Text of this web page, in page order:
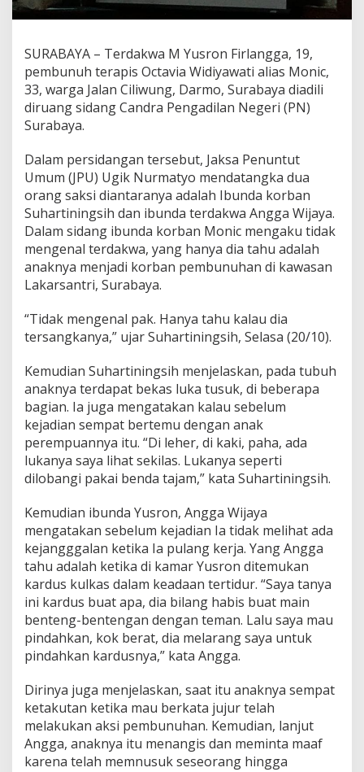
m
k
i
n
B
e
t
k
a
n
P
e
m
b
u
n
h
T
e
a
p
i
s
SURABAYA – Terdakwa M Yusron Firlangga, 19,
pembunuh terapis Octavia Widiyawati alias Monic,
33, warga Jalan Ciliwung, Darmo, Surabaya diadili
diruang sidang Candra Pengadilan Negeri (PN)
Surabaya.
Dalam persidangan tersebut, Jaksa Penuntut
Umum (JPU) Ugik Nurmatyo mendatangka dua
orang saksi diantaranya adalah Ibunda korban
Suhartiningsih dan ibunda terdakwa Angga Wijaya.
Dalam sidang ibunda korban Monic mengaku tidak
mengenal terdakwa, yang hanya dia tahu adalah
anaknya menjadi korban pembunuhan di kawasan
Lakarsantri, Surabaya.
“Tidak mengenal pak. Hanya tahu kalau dia
tersangkanya,” ujar Suhartiningsih, Selasa (20/10).
Kemudian Suhartiningsih menjelaskan, pada tubuh
anaknya terdapat bekas luka tusuk, di beberapa
bagian. Ia juga mengatakan kalau sebelum
kejadian sempat bertemu dengan anak
perempuannya itu. “Di leher, di kaki, paha, ada
lukanya saya lihat sekilas. Lukanya seperti
dilobangi pakai benda tajam,” kata Suhartiningsih.
Kemudian ibunda Yusron, Angga Wijaya
mengatakan sebelum kejadian Ia tidak melihat ada
kejangggalan ketika Ia pulang kerja. Yang Angga
tahu adalah ketika di kamar Yusron ditemukan
kardus kulkas dalam keadaan tertidur. “Saya tanya
ini kardus buat apa, dia bilang habis buat main
benteng-bentengan dengan teman. Lalu saya mau
pindahkan, kok berat, dia melarang saya untuk
pindahkan kardusnya,” kata Angga.
Dirinya juga menjelaskan, saat itu anaknya sempat
ketakutan ketika mau berkata jujur telah
melakukan aksi pembunuhan. Kemudian, lanjut
Angga, anaknya itu menangis dan meminta maaf
karena telah memnusuk seseorang hingga